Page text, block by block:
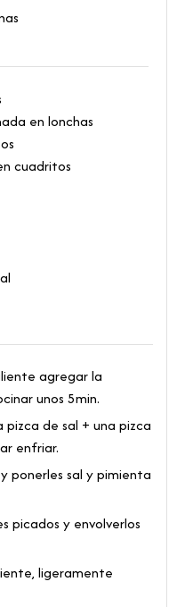
en lonchas
cuadritos
agregar la
unos 5min.
pizca de sal + una pizca
enfriar.
ponerles sal y pimienta
picados y envolverlos
ligeramente